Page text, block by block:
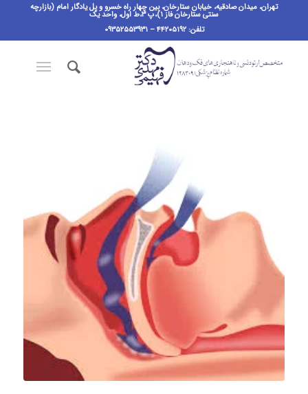
تهران، میدان صادقیه، خیابان ستارخان، بین چهار راه خسرو و پل یادگار امام (بازارچه
سنتی ستارخان فاز ۱)،پ ٣،ط اول، واحد یک
تلفن: ۴۴۲۰۵۱۹۲ – ۰۹۳۵۲۵۵۳۹۳۱